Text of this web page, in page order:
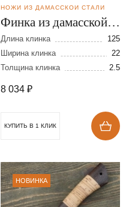
НОЖИ ИЗ ДАМАССКОЙ СТАЛИ
Финка из дамасской
стали
Длина клинка
125
Ширина клинка
22
Толщина клинка
2.5
8 034 ₽
КУПИТЬ В 1 КЛИК
НОВИНКА